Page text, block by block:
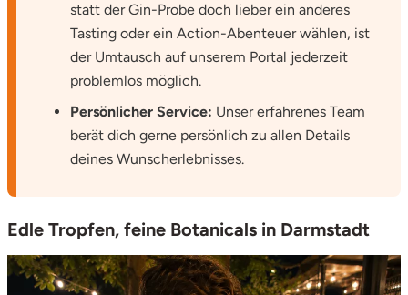
statt der Gin-Probe doch lieber ein anderes
Tasting oder ein Action-Abenteuer wählen, ist
der Umtausch auf unserem Portal jederzeit
problemlos möglich.
Persönlicher Service: Unser erfahrenes Team
berät dich gerne persönlich zu allen Details
deines Wunscherlebnisses.
Edle Tropfen, feine Botanicals in Darmstadt
Steinburg
Stormarn